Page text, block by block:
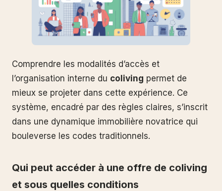
Comprendre les modalités d’accès et
l’organisation interne du coliving permet de
mieux se projeter dans cette expérience. Ce
système, encadré par des règles claires, s’inscrit
dans une dynamique immobilière novatrice qui
bouleverse les codes traditionnels.
Qui peut accéder à une offre de coliving
et sous quelles conditions